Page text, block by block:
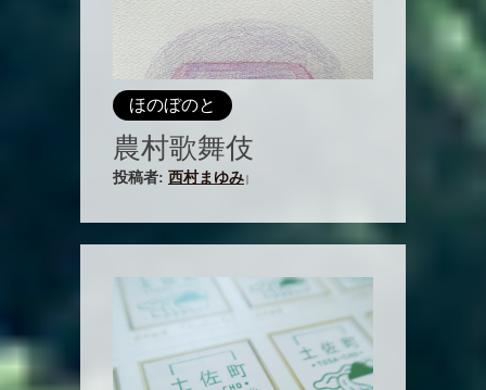
ほのぼのと
農村歌舞伎
投稿者: 西村まゆみ